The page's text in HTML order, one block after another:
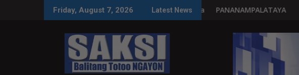
Friday, August 7, 2026 Latest News
paggastos susi sa pag-unladPANANAMPALATAYA